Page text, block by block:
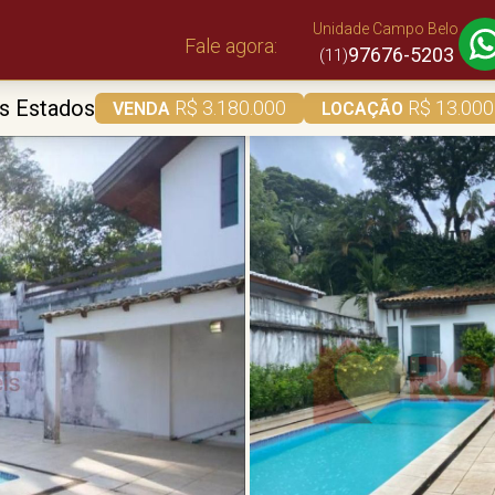
Fale agora:
Unidade Campo Belo
(11)97676-5203
Estados VENDA R$ 3.180.000 LOCAÇÃO R$ 13.000